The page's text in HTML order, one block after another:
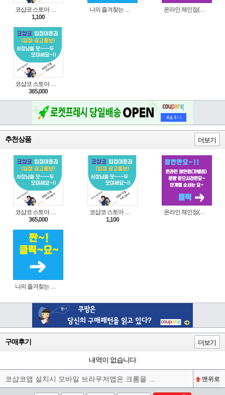
코샵코 스토아 입점 1일 이용권
1,100
나의 즐겨찾는 상품 리스트로 편리하게 주문하세요~(쿠팡 다이나믹 배너) 온라인 체인점(가맹점) 분양순서(필독)
코샵코 스토아 입점 1년 이용권
365,000
추천상품 더보기
코샵코 스토아 입점 1년 이용권
365,000
코샵코 스토아 입점 1일 이용권
1,100
온라인 체인점(가맹점) 분양순서(필독)
나의 즐겨찾는 상품 리스트로 편리하게 주문하세요~(쿠팡 다이나믹 배너)
구매후기 더보기
내역이 없습니다
코샵코앱 설치시 모바일 브라우저앱은 크롬을 권장합니다^^ 맨위로